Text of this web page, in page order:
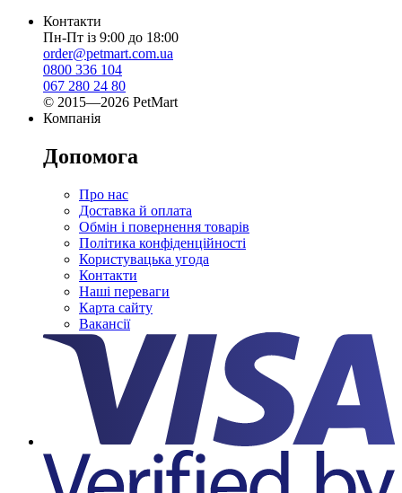
Контакти
Пн-Пт із 9:00 до 18:00
order@petmart.com.ua
0800 336 104
067 280 24 80
© 2015—2026 PetMart
Компанія
Допомога
Про нас
Доставка й оплата
Обмін і повернення товарів
Політика конфіденційності
Користувацька угода
Контакти
Наші переваги
Карта сайту
Вакансії